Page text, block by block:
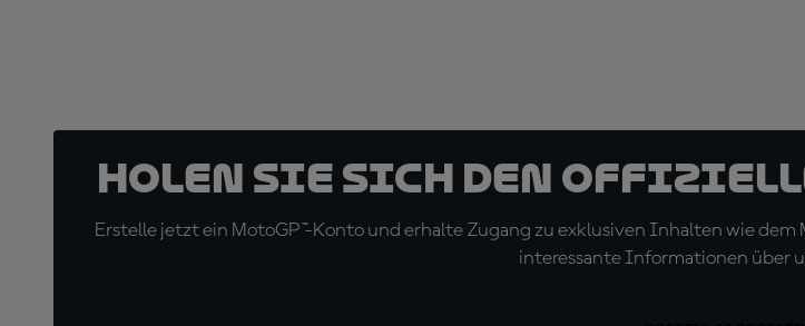
Holen Sie sich den
Erstelle jetzt ein MotoGP™-Konto und erhalte Zugang zu exklusiven Inhalten wie
interessante Informationen über